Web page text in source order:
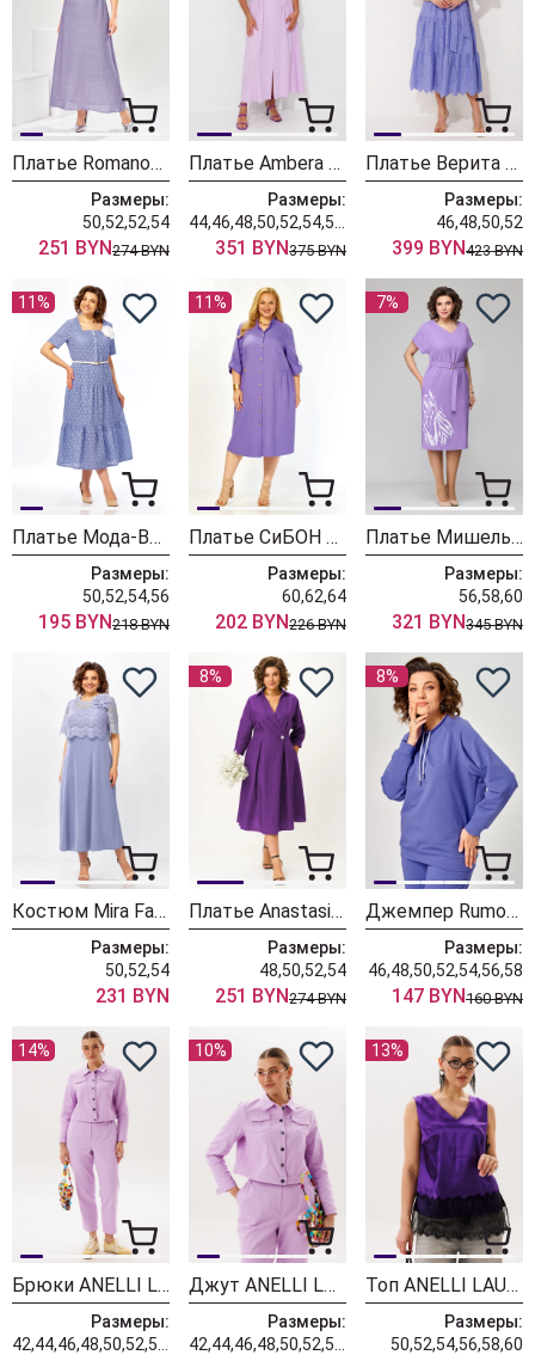
Платье Romanovich Style 1-2925 лавандовый
Размеры:
50,52,52,54
251 BYN274 BYN
Платье Ambera style 1148-2 лаванда
Размеры:
351 BYN375 BYN
Платье Верита 2455 лиловый
Размеры:
46,48,50,52
399 BYN423 BYN
11%
Платье Мода-Версаль 1903 лаванда
Размеры:
50,52,54,56
195 BYN218 BYN
11%
Платье СиБОН 0243 сирень
Размеры:
60,62,64
202 BYN226 BYN
7%
Платье МишельСтиль 1378 лаванда
Размеры:
56,58,60
321 BYN345 BYN
Костюм Mira Fashion 5713-2
Размеры:
50,52,54
231 BYN
8%
Платье Anastasia 1229 фиолетовый
Размеры:
48,50,52,54
251 BYN274 BYN
8%
Джемпер Rumoda 2270 фиолетовый
Размеры:
46,48,50,52,54,56,58
147 BYN160 BYN
14%
Брюки ANELLI LAUREL 518 лавандовый раф
Размеры:
10%
Джут ANELLI LAUREL 717 лавандовый раф
Размеры:
13%
Топ ANELLI LAUREL 1664-1 магический фиолетовый
Размеры:
50,52,54,56,58,60